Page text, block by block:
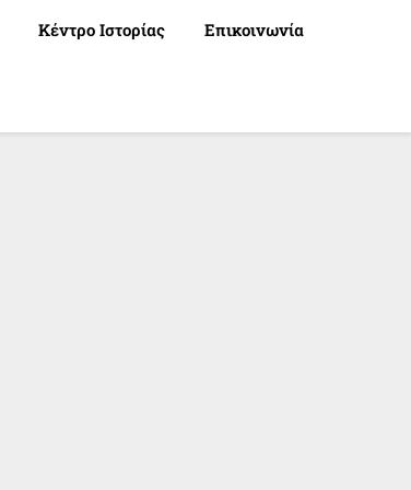
Κέντρο Ιστορίας Επικοινωνία